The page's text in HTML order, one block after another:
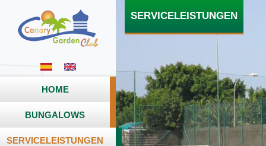
HOME
BUNGALOWS
SERVICELEISTUNGEN
SERVICELEISTUNGEN